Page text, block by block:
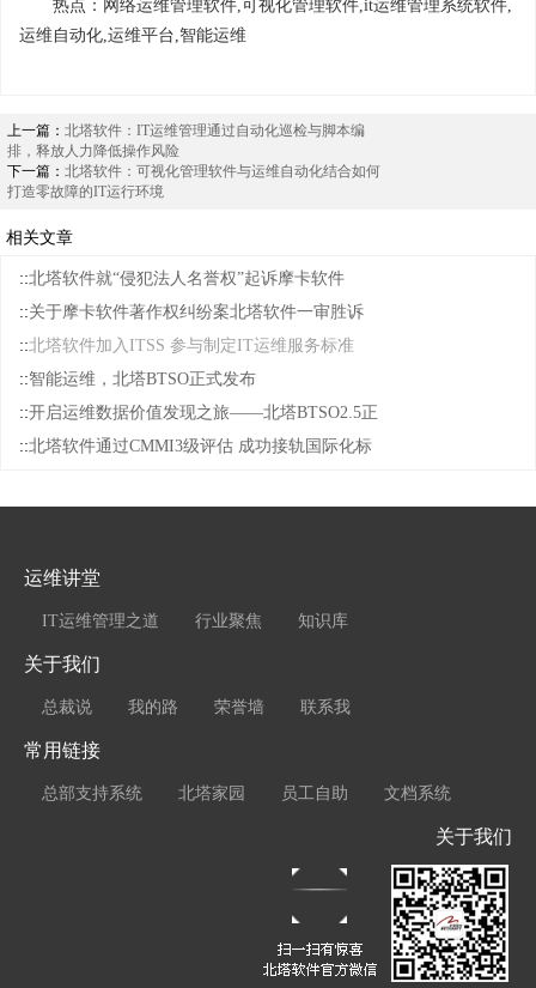
热点：网络运维管理软件,可视化管理软件,it运维管理系统软件,
运维自动化,运维平台,智能运维
上一篇： 北塔软件：IT运维管理通过自动化巡检与脚本编
排，释放人力降低操作风险
下一篇： 北塔软件：可视化管理软件与运维自动化结合如何
打造零故障的IT运行环境
相关文章
::北塔软件就“侵犯法人名誉权”起诉摩卡软件
::关于摩卡软件著作权纠纷案北塔软件一审胜诉
::北塔软件加入ITSS 参与制定IT运维服务标准
::智能运维，北塔BTSO正式发布
::开启运维数据价值发现之旅——北塔BTSO2.5正
::北塔软件通过CMMI3级评估 成功接轨国际化标
运维讲堂
IT运维管理之道 行业聚焦 知识库
关于我们
总裁说 我的路 荣誉墙 联系我
常用链接
总部支持系统 北塔家园 员工自助 文档系统
关于我们